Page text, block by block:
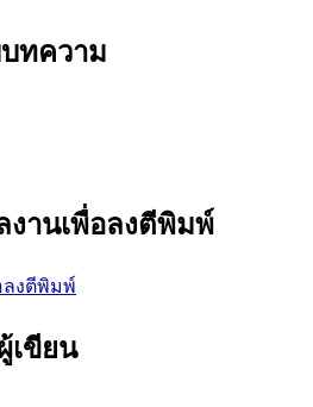
ทความ
งานเพื่อลงตีพิมพ์
ลงตีพิมพ์
เขียน